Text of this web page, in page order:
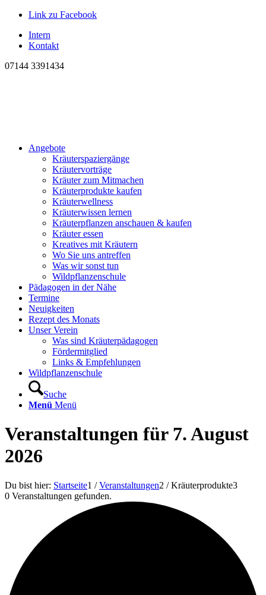
Link zu Facebook
Intern
Kontakt
07144 3391434
Angebote
Kräuterspaziergänge
Kräutervorträge
Kräuter zum Mitmachen
Kräuterprodukte kaufen
Kräuterwellness
Kräuterwissen lernen
Kräuterpflanzen anschauen & kaufen
Kräuter essen
Kreatives mit Kräutern
Wo Sie uns antreffen
Was wir sonst tun
Wildpflanzenschule
Pädagogen in der Nähe
Termine
Neuigkeiten
Rezept des Monats
Unser Verein
Was sind Kräuterpädagogen
Fördermitglied
Links & Empfehlungen
Wildpflanzenschule
Suche
Menü Menü
Veranstaltungen für 7. August
2026
Du bist hier: Startseite1 / Veranstaltungen2 / Kräuterprodukte3
0 Veranstaltungen gefunden.